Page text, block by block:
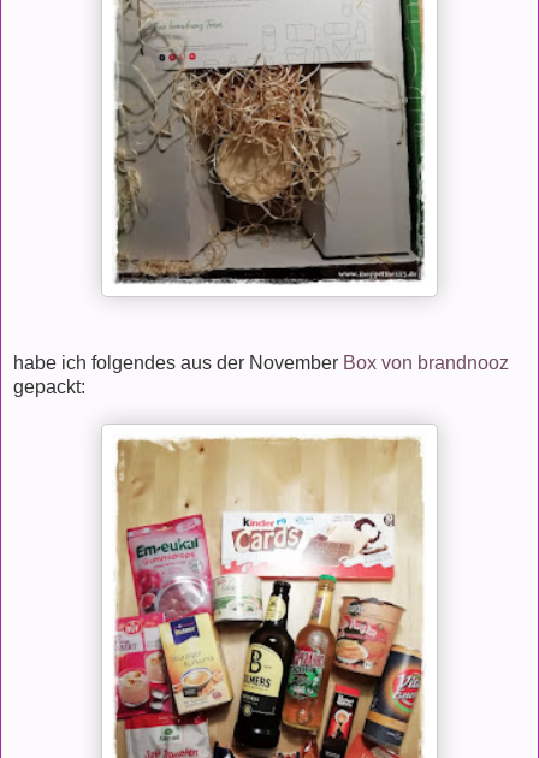
habe ich folgendes aus der November Box von brandnooz
gepackt: